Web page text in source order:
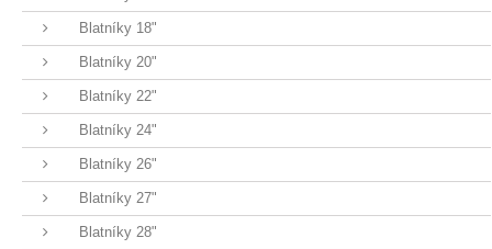
Blatníky 18"
Blatníky 20"
Blatníky 22"
Blatníky 24"
Blatníky 26"
Blatníky 27"
Blatníky 28"